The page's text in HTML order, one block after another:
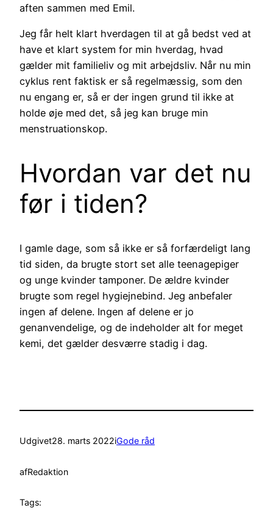
aften sammen med Emil.
Jeg får helt klart hverdagen til at gå bedst ved at
have et klart system for min hverdag, hvad
gælder mit familieliv og mit arbejdsliv. Når nu min
cyklus rent faktisk er så regelmæssig, som den
nu engang er, så er der ingen grund til ikke at
holde øje med det, så jeg kan bruge min
menstruationskop.
Hvordan var det nu
før i tiden?
I gamle dage, som så ikke er så forfærdeligt lang
tid siden, da brugte stort set alle teenagepiger
og unge kvinder tamponer. De ældre kvinder
brugte som regel hygiejnebind. Jeg anbefaler
ingen af delene. Ingen af delene er jo
genanvendelige, og de indeholder alt for meget
kemi, det gælder desværre stadig i dag.
Udgivet28. marts 2022iGode råd
afRedaktion
Tags: